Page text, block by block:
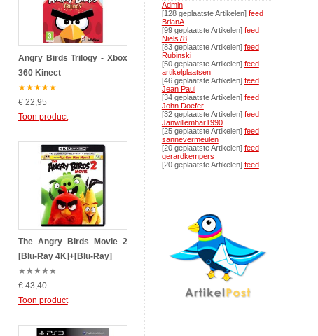
Angry Birds Trilogy - Xbox
360 Kinect
★★★★★
€ 22,95
Toon product
The Angry Birds Movie 2
[Blu-Ray 4K]+[Blu-Ray]
★★★★★
€ 43,40
Toon product
Admin
[128 geplaatste Artikelen] feed
BrianA
[99 geplaatste Artikelen] feed
Niels78
[83 geplaatste Artikelen] feed
Rubinski
[50 geplaatste Artikelen] feed
artikelplaatsen
[46 geplaatste Artikelen] feed
Jean Paul
[34 geplaatste Artikelen] feed
John Doefer
[32 geplaatste Artikelen] feed
Janwillemhar1990
[25 geplaatste Artikelen] feed
sannevermeulen
[20 geplaatste Artikelen] feed
gerardkempers
[20 geplaatste Artikelen] feed